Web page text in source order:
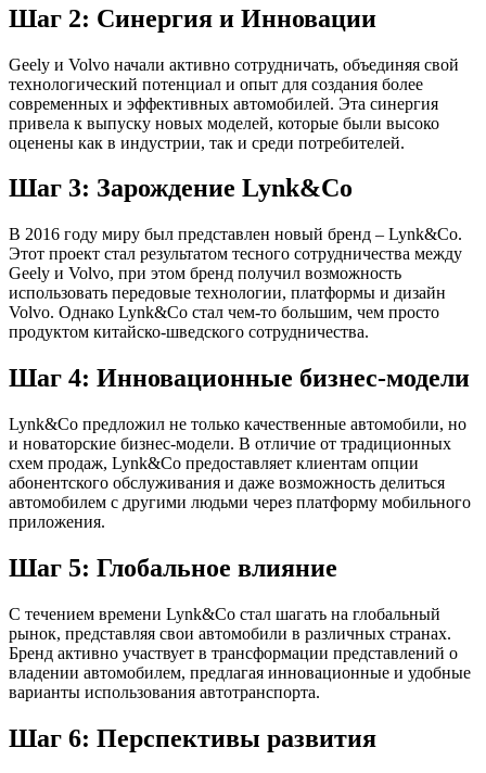
Шаг 2: Синергия и Инновации
Geely и Volvo начали активно сотрудничать, объединяя свой
технологический потенциал и опыт для создания более
современных и эффективных автомобилей. Эта синергия
привела к выпуску новых моделей, которые были высоко
оценены как в индустрии, так и среди потребителей.
Шаг 3: Зарождение Lynk&Co
В 2016 году миру был представлен новый бренд – Lynk&Co.
Этот проект стал результатом тесного сотрудничества между
Geely и Volvo, при этом бренд получил возможность
использовать передовые технологии, платформы и дизайн
Volvo. Однако Lynk&Co стал чем-то большим, чем просто
продуктом китайско-шведского сотрудничества.
Шаг 4: Инновационные бизнес-модели
Lynk&Co предложил не только качественные автомобили, но
и новаторские бизнес-модели. В отличие от традиционных
схем продаж, Lynk&Co предоставляет клиентам опции
абонентского обслуживания и даже возможность делиться
автомобилем с другими людьми через платформу мобильного
приложения.
Шаг 5: Глобальное влияние
С течением времени Lynk&Co стал шагать на глобальный
рынок, представляя свои автомобили в различных странах.
Бренд активно участвует в трансформации представлений о
владении автомобилем, предлагая инновационные и удобные
варианты использования автотранспорта.
Шаг 6: Перспективы развития